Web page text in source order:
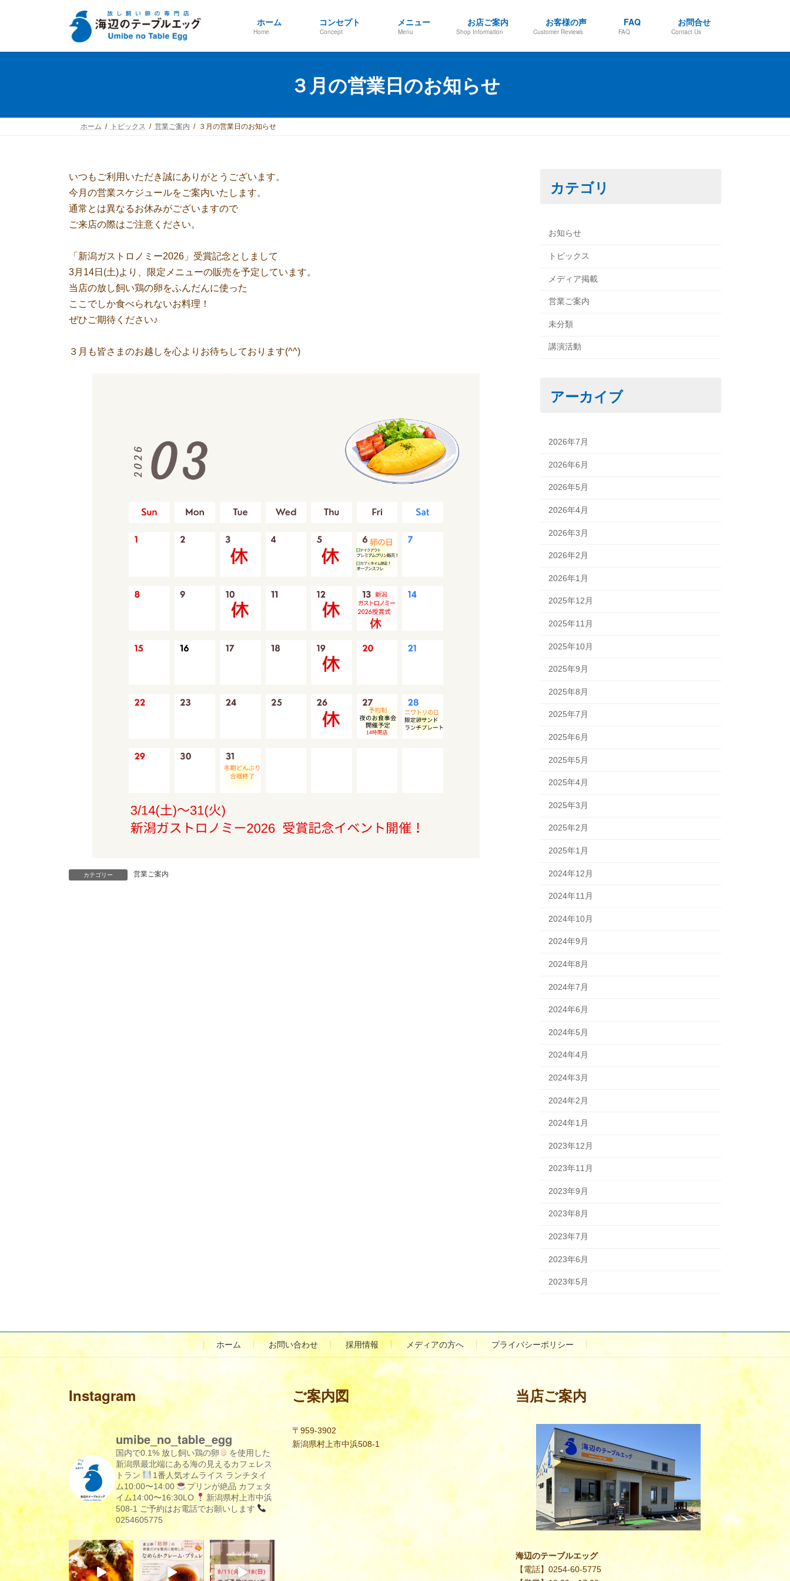
ツ
プ
シ
動
ホーム
Home
コンセプト
Concept
メニュー
Menu
お店ご案内
Shop Information
お客様の声
Customer Reviews
FAQ
FAQ
お問合せ
Contact Us
３月の営業日のお知らせ
ホーム トピックス 営業ご案内 ３月の営業日のお知らせ
いつもご利用いただき誠にありがとうございます。
今月の営業スケジュールをご案内いたします。
通常とは異なるお休みがございますので
ご来店の際はご注意ください。
「新潟ガストロノミー2026」受賞記念としまして
3月14日(土)より、限定メニューの販売を予定しています。
当店の放し飼い鶏の卵をふんだんに使った
ここでしか食べられないお料理！
ぜひご期待ください♪
３月も皆さまのお越しを心よりお待ちしております(^^)
カテゴリー 営業ご案内
カテゴリ
お知らせ
トピックス
メディア掲載
営業ご案内
未分類
講演活動
アーカイブ
2026年7月
2026年6月
2026年5月
2026年4月
2026年3月
2026年2月
2026年1月
2025年12月
2025年11月
2025年10月
2025年9月
2025年8月
2025年7月
2025年6月
2025年5月
2025年4月
2025年3月
2025年2月
2025年1月
2024年12月
2024年11月
2024年10月
2024年9月
2024年8月
2024年7月
2024年6月
2024年5月
2024年4月
2024年3月
2024年2月
2024年1月
2023年12月
2023年11月
2023年9月
2023年8月
2023年7月
2023年6月
2023年5月
ホーム お問い合わせ 採用情報 メディアの方へ プライバシーポリシー
Instagram
umibe_no_table_egg
国内で0.1% 放し飼い鶏の卵
を使用した
新潟県最北端にある海の見えるカフェレス
トラン
1番人気オムライス ランチタイ
ム10:00〜14:00
プリンが絶品 カフェタ
イム14:00〜16:30LO
新潟県村上市中浜
508-1 ご予約はお電話でお願いします
0254605775
ご案内図
〒959-3902
新潟県村上市中浜508-1
当店ご案内
海辺のテーブルエッグ
【電話】0254-60-5775